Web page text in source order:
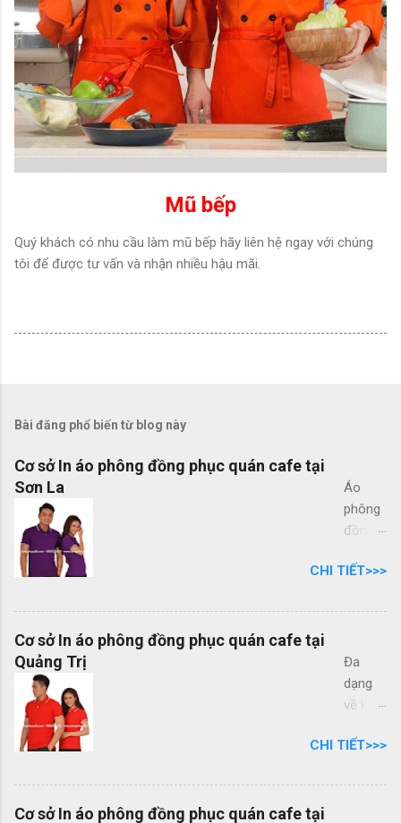
Mũ bếp
Quý khách có nhu cầu làm mũ bếp hãy liên hệ ngay với chúng
tôi để được tư vấn và nhận nhiều hậu mãi.
Bài đăng phổ biến từ blog này
Cơ sở In áo phông đồng phục quán cafe tại
Sơn La
Áo
phông
đồng
quán
đẹp
tại Việt
Nam,
bạn
cần
một
CHI TIẾT>>>
Cơ sở In áo phông đồng phục quán cafe tại
Quảng Trị
Đa
dạng
về kiểu
phong
màu
CHI TIẾT>>>
Cơ sở In áo phông đồng phục quán cafe tại